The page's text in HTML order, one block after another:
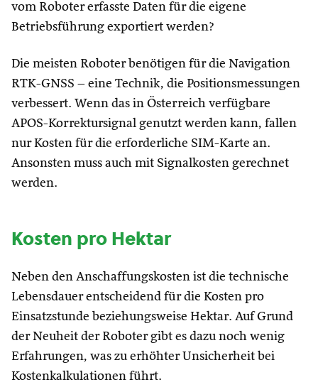
vom Roboter erfasste Daten für die eigene
Betriebsführung exportiert werden?
Die meisten Roboter benötigen für die Navigation
RTK-GNSS – eine Technik, die Positionsmessungen
verbessert. Wenn das in Österreich verfügbare
APOS-Korrektursignal genutzt werden kann, fallen
nur Kosten für die erforderliche SIM-Karte an.
Ansonsten muss auch mit Signalkosten gerechnet
werden.
Kosten pro Hektar
Neben den Anschaffungskosten ist die technische
Lebensdauer entscheidend für die Kosten pro
Einsatzstunde beziehungsweise Hektar. Auf Grund
der Neuheit der Roboter gibt es dazu noch wenig
Erfahrungen, was zu erhöhter Unsicherheit bei
Kostenkalkulationen führt.